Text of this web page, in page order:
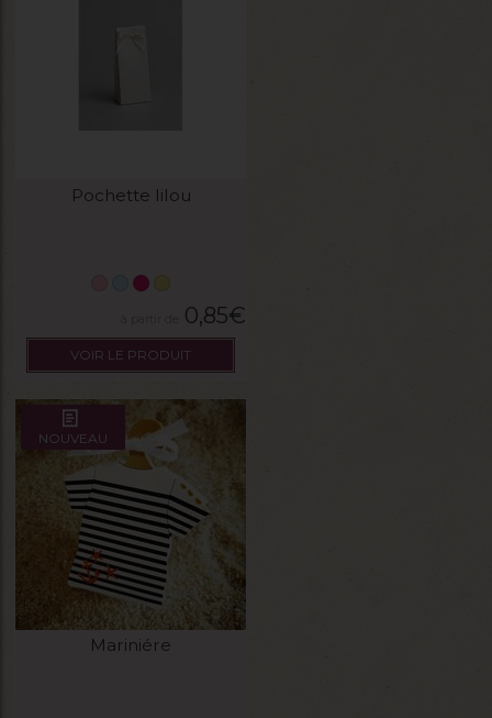
Pochette lilou
0,85€
VOIR LE PRODUIT
NOUVEAU
Mariniére